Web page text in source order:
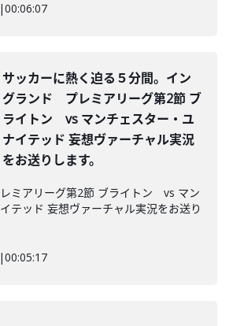
|00:06:07
サッカーに熱く迫る５分間。イン
グランド プレミアリーグ第2節 ブ
ライトン vs マンチェスター・ユ
ナイテッド 妄想ヴァーチャル実況
をお送りします。
ミアリーグ第2節 ブライトン vs マン
テッド 妄想ヴァーチャル実況をお送り
|00:05:17